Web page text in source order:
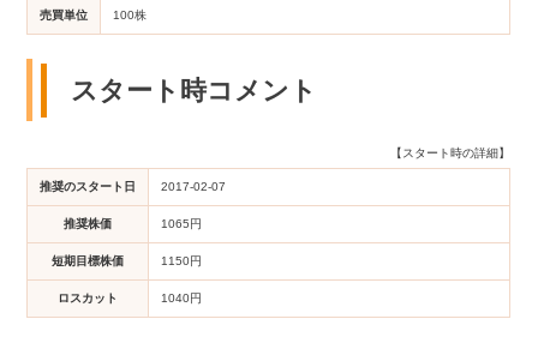
売買単位 100株
スタート時コメント
【スタート時の詳細】
推奨のスタート日 2017-02-07
推奨株価 1065円
短期目標株価 1150円
ロスカット 1040円